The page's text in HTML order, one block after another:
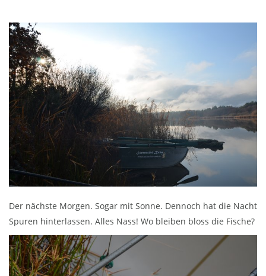
Der nächste Morgen. Sogar mit Sonne. Dennoch hat die Nacht
Spuren hinterlassen. Alles Nass! Wo bleiben bloss die Fische?